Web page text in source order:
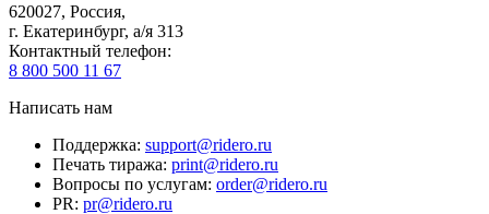
620027, Россия,
г. Екатеринбург, а/я 313
Контактный телефон:
8 800 500 11 67
Написать нам
Поддержка: support@ridero.ru
Печать тиража: print@ridero.ru
Вопросы по услугам: order@ridero.ru
PR: pr@ridero.ru